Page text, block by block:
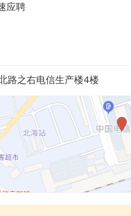
应聘
路之右电信生产楼4楼